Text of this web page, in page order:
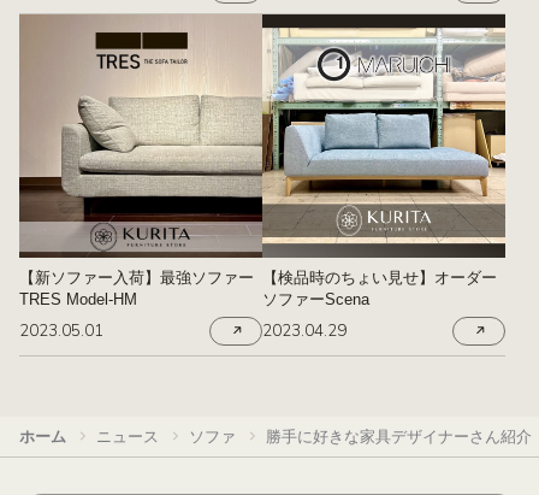
【新ソファー入荷】最強ソファー
TRES Model-HM
2023.05.01
【検品時のちょい見せ】オーダー
ソファーScena
2023.04.29
ホーム ニュース ソファ 勝手に好きな家具デザイナーさん紹